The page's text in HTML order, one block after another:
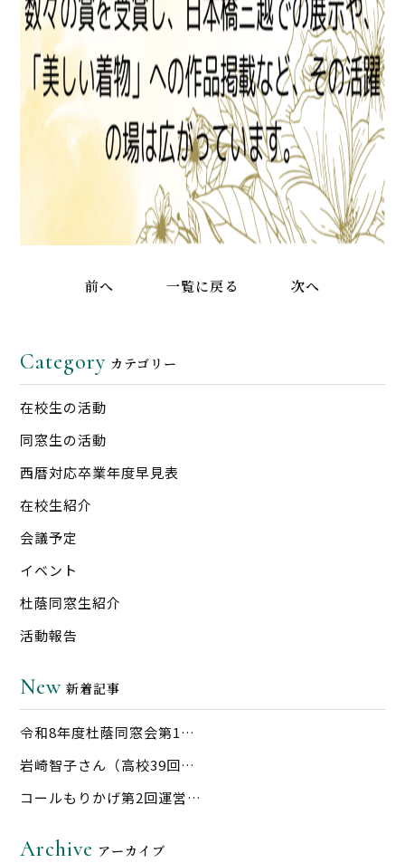
前へ 一覧に戻る 次へ
Category カテゴリー
在校生の活動
同窓生の活動
西暦対応卒業年度早見表
在校生紹介
会議予定
イベント
杜蔭同窓生紹介
活動報告
New 新着記事
令和8年度杜蔭同窓会第1…
岩崎智子さん（高校39回…
コールもりかげ第2回運営…
Archive アーカイブ